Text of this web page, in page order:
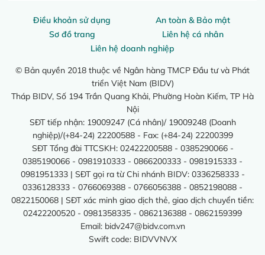
Điều khoản sử dụng
An toàn & Bảo mật
Sơ đồ trang
Liên hệ cá nhân
Liên hệ doanh nghiệp
© Bản quyền 2018 thuộc về Ngân hàng TMCP Đầu tư và Phát
triển Việt Nam (BIDV)
Tháp BIDV, Số 194 Trần Quang Khải, Phường Hoàn Kiếm, TP Hà
Nội
SĐT tiếp nhận: 19009247 (Cá nhân)/ 19009248 (Doanh
nghiệp)/(+84-24) 22200588 - Fax: (+84-24) 22200399
SĐT Tổng đài TTCSKH: 02422200588 - 0385290066 -
0385190066 - 0981910333 - 0866200333 - 0981915333 -
0981951333 | SĐT gọi ra từ Chi nhánh BIDV: 0336258333 -
0336128333 - 0766069388 - 0766056388 - 0852198088 -
0822150068 | SĐT xác minh giao dịch thẻ, giao dịch chuyển tiền:
02422200520 - 0981358335 - 0862136388 - 0862159399
Email: bidv247@bidv.com.vn
Swift code: BIDVVNVX